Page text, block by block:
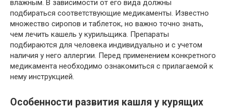
влажным. В зависимости от его вида должны
подбираться соответствующие медикаменты. Известно
множество сиропов и таблеток, но важно точно знать,
чем лечить кашель у курильщика. Препараты
подбираются для человека индивидуально и с учетом
наличия у него аллергии. Перед применением конкретного
медикамента необходимо ознакомиться с прилагаемой к
нему инструкцией.
Особенности развития кашля у курящих